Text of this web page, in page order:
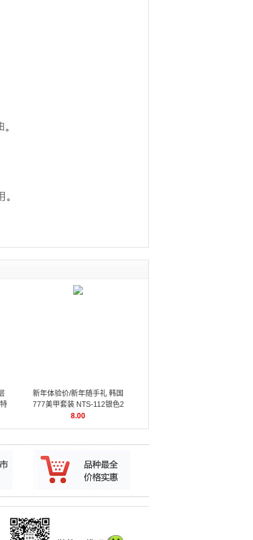
新年体验价/新年随手礼 韩国
777美甲套装 NTS-112银色2
件套 美甲工具
8.00